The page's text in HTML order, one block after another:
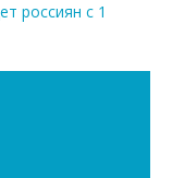
россиян с 1